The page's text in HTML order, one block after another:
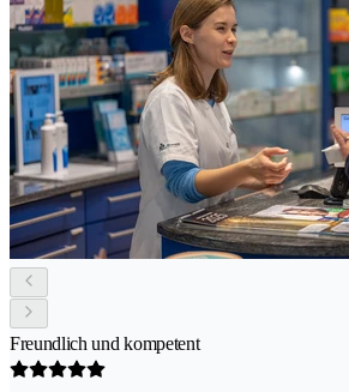
Freundlich und kompetent